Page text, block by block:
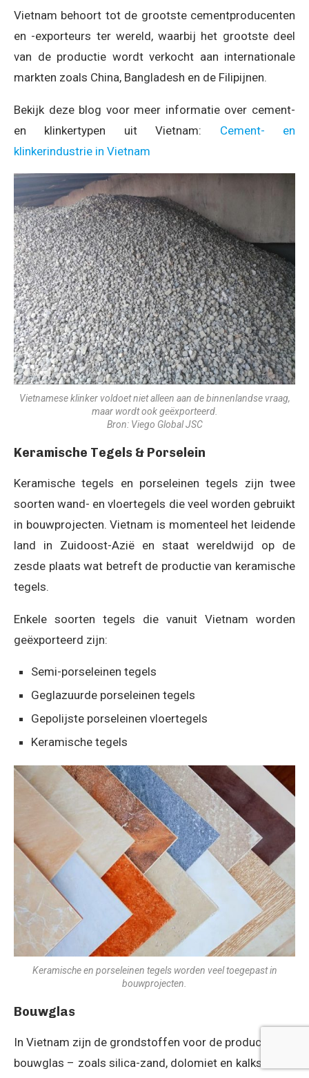
Vietnam behoort tot de grootste cementproducenten
en -exporteurs ter wereld, waarbij het grootste deel
van de productie wordt verkocht aan internationale
markten zoals China, Bangladesh en de Filipijnen.
Bekijk deze blog voor meer informatie over cement-
en klinkertypen uit Vietnam: Cement- en
klinkerindustrie in Vietnam
Vietnamese klinker voldoet niet alleen aan de binnenlandse vraag,
maar wordt ook geëxporteerd.
Bron: Viego Global JSC
Keramische Tegels & Porselein
Keramische tegels en porseleinen tegels zijn twee
soorten wand- en vloertegels die veel worden gebruikt
in bouwprojecten. Vietnam is momenteel het leidende
land in Zuidoost-Azië en staat wereldwijd op de
zesde plaats wat betreft de productie van keramische
tegels.
Enkele soorten tegels die vanuit Vietnam worden
geëxporteerd zijn:
Semi-porseleinen tegels
Geglazuurde porseleinen tegels
Gepolijste porseleinen vloertegels
Keramische tegels
Keramische en porseleinen tegels worden veel toegepast in
bouwprojecten.
Bouwglas
In Vietnam zijn de grondstoffen voor de productie van
bouwglas – zoals silica-zand, dolomiet en kalksteen –